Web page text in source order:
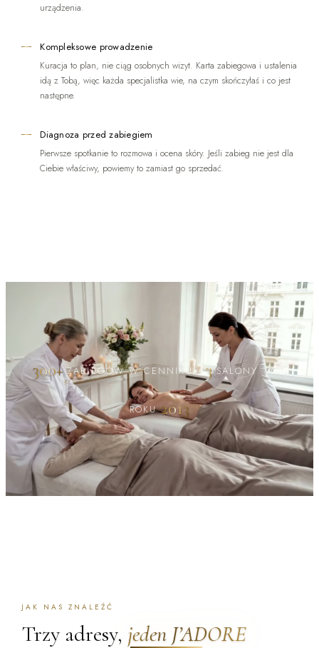
urządzenia.
Kompleksowe prowadzenie
Kuracja to plan, nie ciąg osobnych wizyt. Karta zabiegowa i ustalenia
idą z Tobą, więc każda specjalistka wie, na czym skończyłaś i co jest
następne.
Diagnoza przed zabiegiem
Pierwsze spotkanie to rozmowa i ocena skóry. Jeśli zabieg nie jest dla
Ciebie właściwy, powiemy to zamiast go sprzedać.
300+ ZABIEGÓW W CENNIKU·3 SALONY·OD
ROKU 2013
JAK NAS ZNALEŹĆ
Trzy adresy, jeden J’ADORE